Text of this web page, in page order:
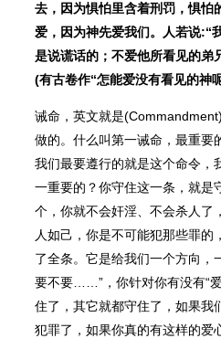
去，因为惧怕里含着刑罚，惧怕
爱，因为神先爱我们。人若说:“
是说谎话的；不爱他所看见的弟
(有古卷作“怎能爱没有看见的神
诫命，英文就是
做的。什么叫第一诫命，最重要
我们最要遵行的就是这个命令，
一重要的？你守住这一条，就是
个，你就不会奸淫、不会杀人了
人如己，你是不可能犯那些罪的
了全条。它是给我们一个方向，
要不要……”，你针对你有没有“
住了，其它就都守住了，如果我
犯罪了，如果你真的有这样的爱